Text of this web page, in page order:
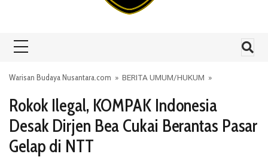
Warisan Budaya Nusantara.com » BERITA UMUM/HUKUM »
Rokok Ilegal, KOMPAK Indonesia
Desak Dirjen Bea Cukai Berantas Pasar
Gelap di NTT